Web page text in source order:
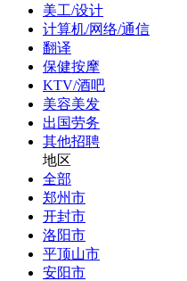
美工/设计
计算机/网络/通信
翻译
保健按摩
KTV/酒吧
美容美发
出国劳务
其他招聘
地区
全部
郑州市
开封市
洛阳市
平顶山市
安阳市